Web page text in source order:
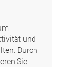
und
Durch
Sie